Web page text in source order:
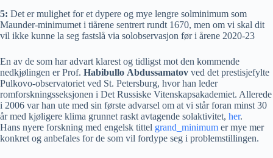
5: Det er mulighet for et dypere og mye lengre solminimum som
Maunder-minimumet i tiårene sentrert rundt 1670, men om vi skal dit
vil ikke kunne la seg fastslå via solobservasjon før i årene 2020-23
En av de som har advart klarest og tidligst mot den kommende
nedkjølingen er Prof. Habibullo Abdussamatov ved det prestisjefylte
Pulkovo-observatoriet ved St. Petersburg, hvor han leder
romforskningsseksjonen i Det Russiske Vitenskapsakademiet. Allerede
i 2006 var han ute med sin første advarsel om at vi står foran minst 30
år med kjøligere klima grunnet raskt avtagende solaktivitet, her.
Hans nyere forskning med engelsk tittel grand_minimum er mye mer
konkret og anbefales for de som vil fordype seg i problemstillingen.